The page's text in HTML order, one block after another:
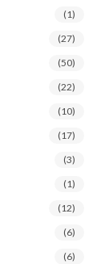
(1)
(27)
(50)
(22)
(10)
(17)
(3)
(1)
(12)
(6)
(6)